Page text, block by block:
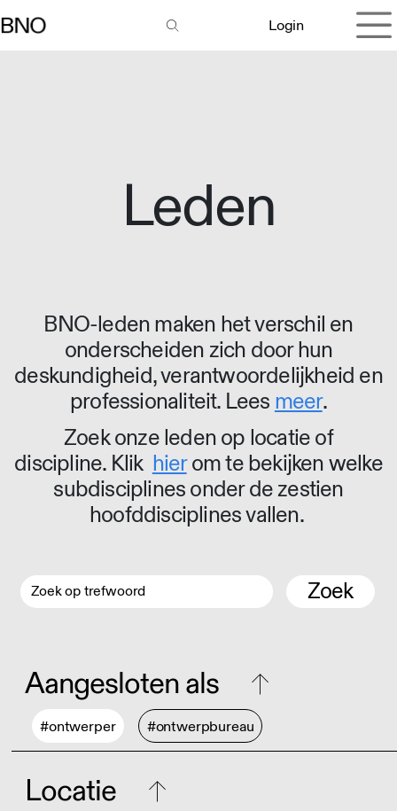
Login
Leden
BNO-leden maken het verschil en
onderscheiden zich door hun
deskundigheid, verantwoordelijkheid en
professionaliteit. Lees meer.
Zoek onze leden op locatie of
discipline. Klik hierom te bekijken welke
subdisciplines onder de zestien
hoofddisciplines vallen.
Zoek
Aangesloten als
#ontwerper #ontwerpbureau
Locatie